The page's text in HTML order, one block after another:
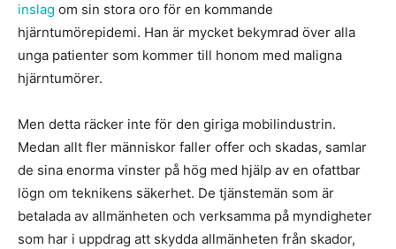
inslag om sin stora oro för en kommande
hjärntumörepidemi. Han är mycket bekymrad över alla
unga patienter som kommer till honom med maligna
hjärntumörer.
Men detta räcker inte för den giriga mobilindustrin.
Medan allt fler människor faller offer och skadas, samlar
de sina enorma vinster på hög med hjälp av en ofattbar
lögn om teknikens säkerhet. De tjänstemän som är
betalada av allmänheten och verksamma på myndigheter
som har i uppdrag att skydda allmänheten från skador,